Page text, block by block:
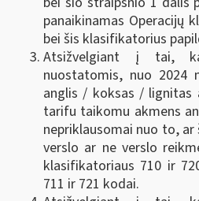
panaikinamas Operacijų
bei šis klasifikatorius
Atsižvelgiant į tai,
nuostatomis, nuo 2024
anglis / koksas / lignitas
tarifu taikomu akmens
nepriklausomai nuo to,
verslo ar ne verslo
klasifikatoriaus 710 ir
711 ir 721 kodai.